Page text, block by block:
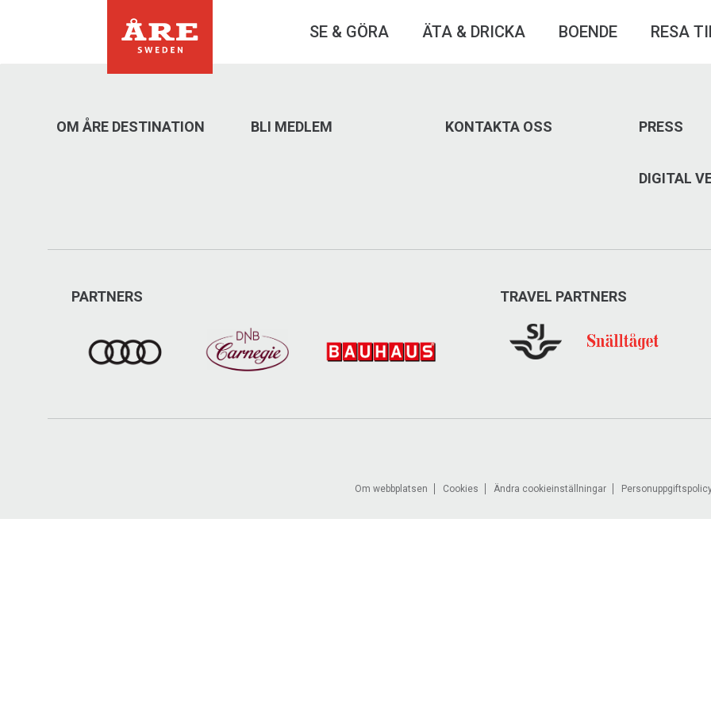
SE & GÖRA ÄTA & DRICKA BOENDE RESA
OM ÅRE DESTINATION BLI MEDLEM KONTAKTA OSS PRESS
DIGITAL
PARTNERS TRAVEL PARTNERS
Om webbplatsen Cookies Ändra cookieinställningar